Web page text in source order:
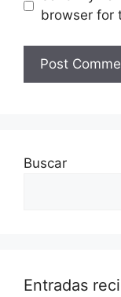
browser for
Buscar
Entradas